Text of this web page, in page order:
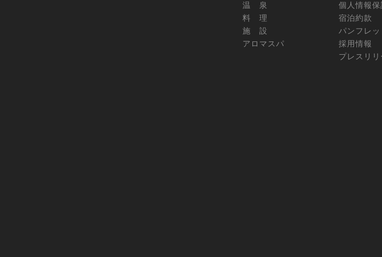
温 泉
料 理
施 設
アロマスパ
個人情報
宿泊約款
パンフレッ
採用情報
プレスリリ